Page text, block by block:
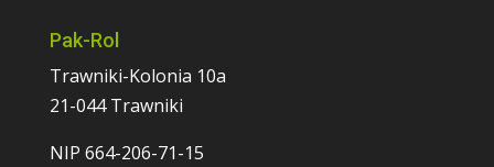
Pak-Rol
Trawniki-Kolonia 10a
21-044 Trawniki
NIP 664-206-71-15